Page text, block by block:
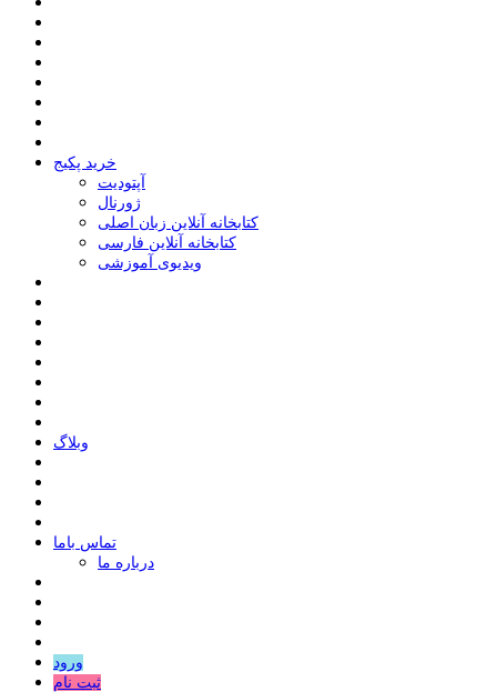
خرید پکیج
ﺁﭘﺘﻮﺩﯾﺖ
ﮊﻭﺭﻧﺎﻝ
کتابخانه آنلاین زبان اصلی
کتابخانه آنلاین فارسی
ویدیوی آموزشی
وبلاگ
ﺗﻤﺎﺱ ﺑﺎﻣﺎ
درباره ما
ورود
ثبت نام